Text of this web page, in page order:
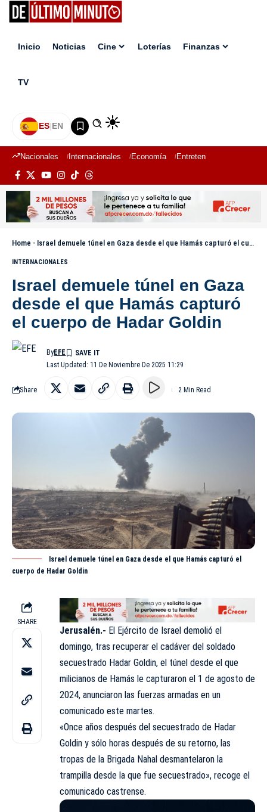
Inicio Noticias Cine Loterías Finanzas
TV
ES|EN
Nacionales Internacionales Economía Entretenimiento
Home - Israel demuele túnel en Gaza desde el que Hamás capturó el cuerpo de Hadar Goldin
INTERNACIONALES
Israel demuele túnel en Gaza
desde el que Hamás capturó
el cuerpo de Hadar Goldin
Last Updated: 11 De Noviembre De 2025 11:29
ByEFE
Share 2 Min Read
Israel demuele túnel en Gaza desde el que Hamás capturó el
cuerpo de Hadar Goldin
SHARE
Jerusalén.- El Ejército de Israel demolió el
domingo, tras recuperar el cadáver del soldado
secuestrado Hadar Goldin, el túnel desde el que
milicianos de Hamás le capturaron el 1 de agosto de
2024, anunciaron las fuerzas armadas en un
comunicado este martes.
«Once años después del secuestrado de Hadar
Goldin y sólo horas después de su retorno, las
tropas de la Brigada Nahal desmantelaron la
trampilla desde la que fue secuestrado», recoge el
comunicado castrense.